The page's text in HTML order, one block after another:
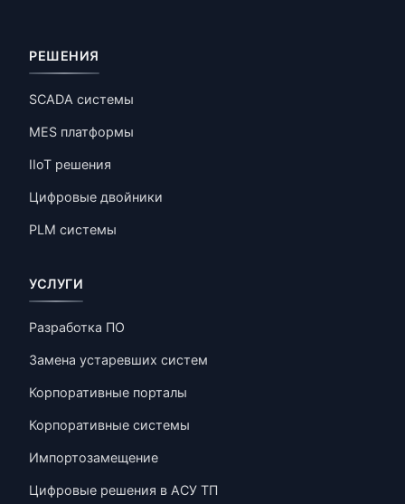
РЕШЕНИЯ
SCADA системы
MES платформы
IIoT решения
Цифровые двойники
PLM системы
УСЛУГИ
Разработка ПО
Замена устаревших систем
Корпоративные порталы
Корпоративные системы
Импортозамещение
Цифровые решения в АСУ ТП